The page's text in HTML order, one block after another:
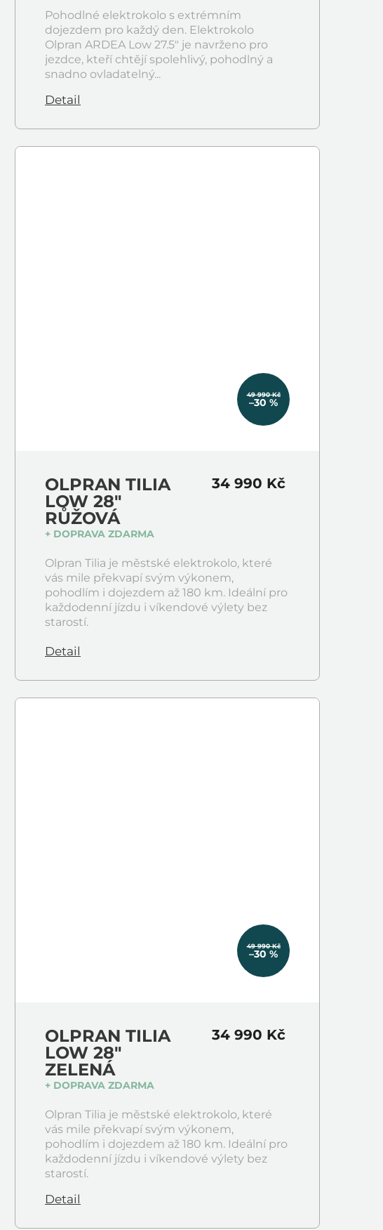
Detail
Pohodlné elektrokolo s extrémním
dojezdem pro každý den. Elektrokolo
Olpran ARDEA Low 27.5" je navrženo pro
jezdce, kteří chtějí spolehlivý, pohodlný a
snadno ovladatelný...
49 990 Kč
–30 %
OLPRAN TILIA
LOW 28"
RŮŽOVÁ
+ DOPRAVA ZDARMA
34 990 Kč
Detail
Olpran Tilia je městské elektrokolo, které
vás mile překvapí svým výkonem,
pohodlím i dojezdem až 180 km. Ideální pro
každodenní jízdu i víkendové výlety bez
starostí.
49 990 Kč
–30 %
OLPRAN TILIA
LOW 28"
ZELENÁ
+ DOPRAVA ZDARMA
34 990 Kč
Detail
Olpran Tilia je městské elektrokolo, které
vás mile překvapí svým výkonem,
pohodlím i dojezdem až 180 km. Ideální pro
každodenní jízdu i víkendové výlety bez
starostí.